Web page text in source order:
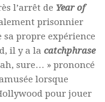
l’arrêt de Year of
prisonnier
sa propre expérience
il y a la catchphrase
sure… » prononcé
lorsque
pour jouer